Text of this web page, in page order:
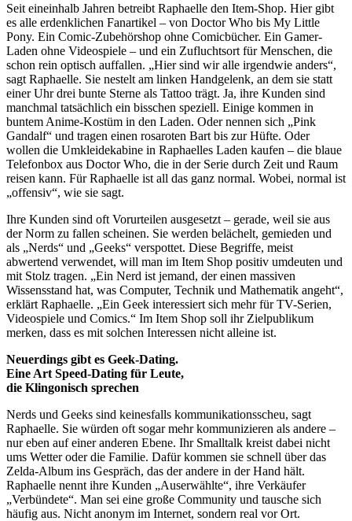
Seit eineinhalb Jahren betreibt Raphaelle den Item-Shop. Hier gibt
es alle erdenklichen Fanartikel – von Doctor Who bis My Little
Pony. Ein Comic-Zubehörshop ohne Comicbücher. Ein Gamer-
Laden ohne Videospiele – und ein Zufluchtsort für Menschen, die
schon rein optisch auffallen. „Hier sind wir alle irgendwie anders“,
sagt Raphaelle. Sie nestelt am linken Handgelenk, an dem sie statt
einer Uhr drei bunte Sterne als Tattoo trägt. Ja, ihre Kunden sind
manchmal tatsächlich ein bisschen speziell. Einige kommen in
buntem Anime-Kostüm in den Laden. Oder nennen sich „Pink
Gandalf“ und tragen einen rosaroten Bart bis zur Hüfte. Oder
wollen die Umkleidekabine in Raphaelles Laden kaufen – die blaue
Telefonbox aus Doctor Who, die in der Serie durch Zeit und Raum
reisen kann. Für Raphaelle ist all das ganz normal. Wobei, normal ist
„offensiv“, wie sie sagt.
Ihre Kunden sind oft Vorurteilen ausgesetzt – gerade, weil sie aus
der Norm zu fallen scheinen. Sie werden belächelt, gemieden und
als „Nerds“ und „Geeks“ verspottet. Diese Begriffe, meist
abwertend verwendet, will man im Item Shop positiv umdeuten und
mit Stolz tragen. „Ein Nerd ist jemand, der einen massiven
Wissensstand hat, was Computer, Technik und Mathematik angeht“,
erklärt Raphaelle. „Ein Geek interessiert sich mehr für TV-Serien,
Videospiele und Comics.“ Im Item Shop soll ihr Zielpublikum
merken, dass es mit solchen Interessen nicht alleine ist.
Neuerdings gibt es Geek-Dating.
Eine Art Speed-Dating für Leute,
die Klingonisch sprechen
Nerds und Geeks sind keinesfalls kommunikationsscheu, sagt
Raphaelle. Sie würden oft sogar mehr kommunizieren als andere –
nur eben auf einer anderen Ebene. Ihr Smalltalk kreist dabei nicht
ums Wetter oder die Familie. Dafür kommen sie schnell über das
Zelda-Album ins Gespräch, das der andere in der Hand hält.
Raphaelle nennt ihre Kunden „Auserwählte“, ihre Verkäufer
„Verbündete“. Man sei eine große Community und tausche sich
häufig aus. Nicht anonym im Internet, sondern real vor Ort.